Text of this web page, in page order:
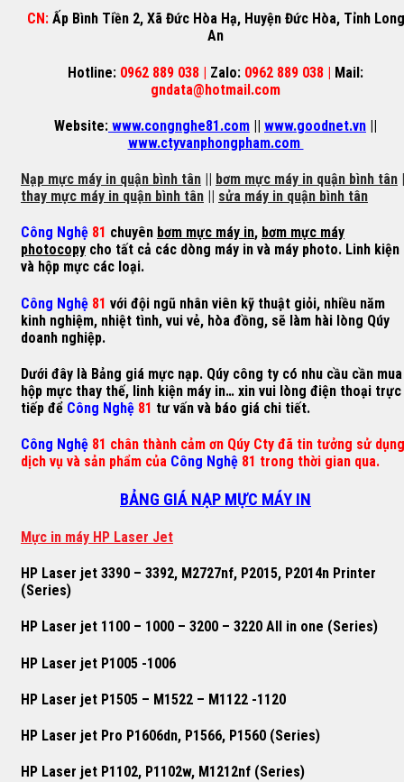
CN: Ấp Bình Tiền 2, Xã Đức Hòa Hạ, Huyện Đức Hòa, Tỉnh Long
An
Hotline: 0962 889 038 | Zalo: 0962 889 038 | Mail:
gndata@hotmail.com
Website: www.congnghe81.com || www.goodnet.vn ||
www.ctyvanphongpham.com
Nạp mực máy in quận bình tân bơm mực máy in quận bình tân
thay mực máy in quận bình tân
sửa máy in quận bình tân
Công Nghệ 81 chuyên bơm mực máy in, bơm mực máy
photocopy cho tất cả các dòng máy in và máy photo. Linh kiện
và hộp mực các loại.
Công Nghệ 81 với đội ngũ nhân viên kỹ thuật giỏi, nhiều năm
kinh nghiệm, nhiệt tình, vui vẻ, hòa đồng, sẽ làm hài lòng Qúy
doanh nghiệp.
Dưới đây là Bảng giá mực nạp. Qúy công ty có nhu cầu cần mua
hộp mực thay thế, linh kiện máy in… xin vui lòng điện thoại trực
tiếp để Công Nghệ 81 tư vấn và báo giá chi tiết.
Công Nghệ 81 chân thành cảm ơn Qúy Cty đã tin tưởng sử dụng
dịch vụ và sản phẩm của Công Nghệ 81 trong thời gian qua.
BẢNG GIÁ NẠP MỰC MÁY IN
Mực in máy HP Laser Jet
HP Laser jet 3390 – 3392, M2727nf, P2015, P2014n Printer
(Series)
HP Laser jet 1100 – 1000 – 3200 – 3220 All in one (Series)
HP Laser jet P1005 -1006
HP Laser jet P1505 – M1522 – M1122 -1120
HP Laser jet Pro P1606dn, P1566, P1560 (Series)
HP Laser jet P1102, P1102w, M1212nf (Series)